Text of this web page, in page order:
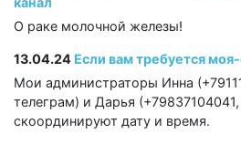
О раке молочной железы!
13.04.24 Если вам требуется
Мои администраторы Инна
телеграм) и Дарья (+79837104041,
скоординируют дату и время.